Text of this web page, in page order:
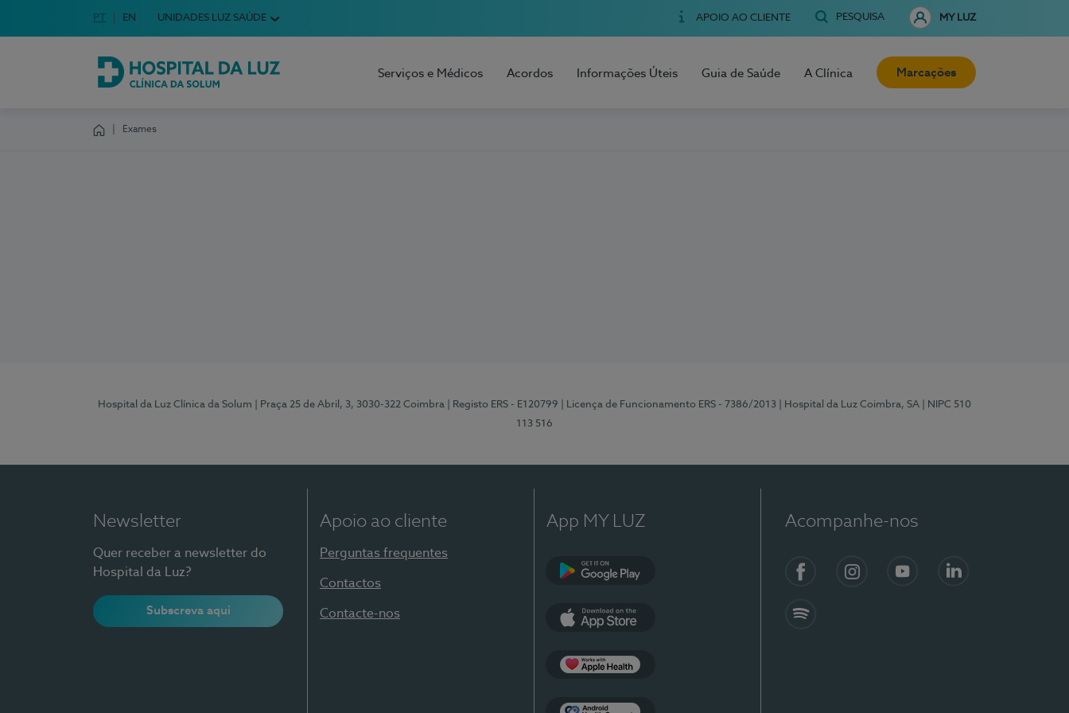
Escolha o seu idioma
Idioma em Português
PT English Language
EN UNIDADES LUZ SAÚDE APOIO AO CLIENTE PESQUISA MY LUZ
Hospital da Luz Clínica da Solum
Serviços e Médicos Acordos Informações Úteis Guia de Saúde A Clínica Marcações
Exames
Hospital da Luz Clínica da Solum | Praça 25 de Abril, 3, 3030-322 Coimbra | Registo ERS - E120799 | Licença de Funcionamento ERS - 7386/2013 | Hospital da Luz Coimbra, SA
| NIPC 510
113 516
Newsletter
Quer receber a newsletter do
Hospital da Luz?
Subscreva aqui
Apoio ao cliente
Perguntas frequentes
Contactos
Contacte-nos
App MY LUZ Acompanhe-nos